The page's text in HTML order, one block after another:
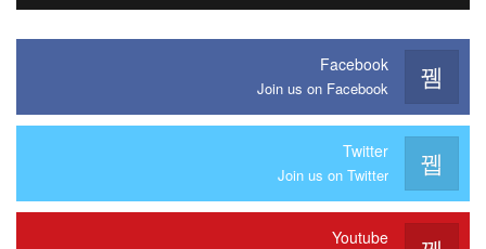
Facebook
Join us on Facebook
Twitter
Join us on Twitter
Youtube